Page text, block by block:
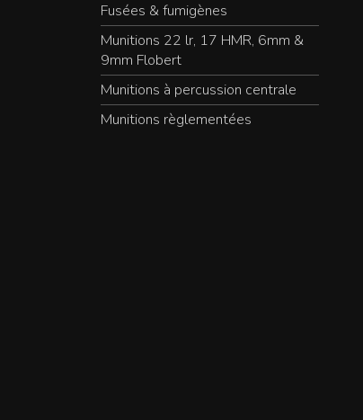
Fusées & fumigènes
Munitions 22 lr, 17 HMR, 6mm &
9mm Flobert
Munitions à percussion centrale
Munitions règlementées